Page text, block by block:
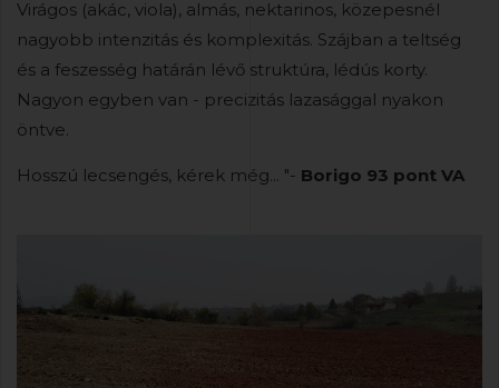
Virágos (akác, viola), almás, nektarinos, közepesnél
nagyobb intenzitás és komplexitás. Szájban a teltség
és a feszesség határán lévő struktúra, lédús korty.
Nagyon egyben van - precizitás lazasággal nyakon
öntve.
Hosszú lecsengés, kérek még... "- Borigo 93 pont VA